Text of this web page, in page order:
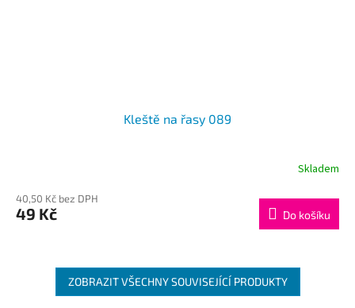
Kleště na řasy 089
Skladem
40,50 Kč bez DPH
49 Kč Do košíku
ZOBRAZIT VŠECHNY SOUVISEJÍCÍ PRODUKTY